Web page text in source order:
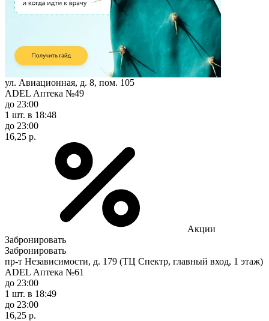
ул. Авиационная, д. 8, пом. 105
ADEL Аптека №49
до 23:00
1 шт. в 18:48
до 23:00
16,25 р.
Акции
Забронировать
Забронировать
пр-т Независимости, д. 179 (ТЦ Спектр, главный вход, 1 этаж)
ADEL Аптека №61
до 23:00
1 шт. в 18:49
до 23:00
16,25 р.